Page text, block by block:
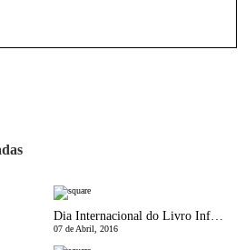
Dia Internacional do Livro Infantil
07 de Abril, 2016